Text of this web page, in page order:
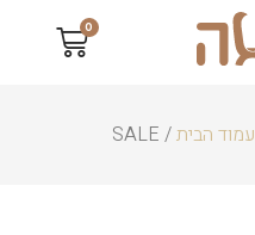
0
עמוד הבית/ SALE